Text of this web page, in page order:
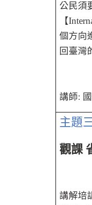
公民須
【
個方向
回臺灣
講師:
主題
觀課
講解培